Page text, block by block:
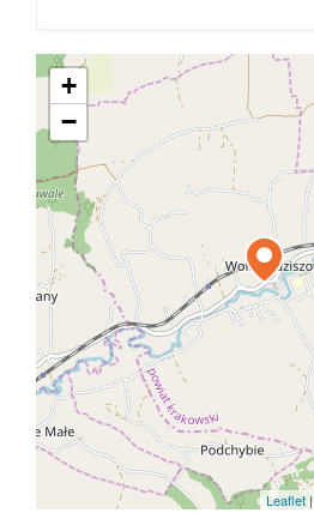
+
−
Leaflet |